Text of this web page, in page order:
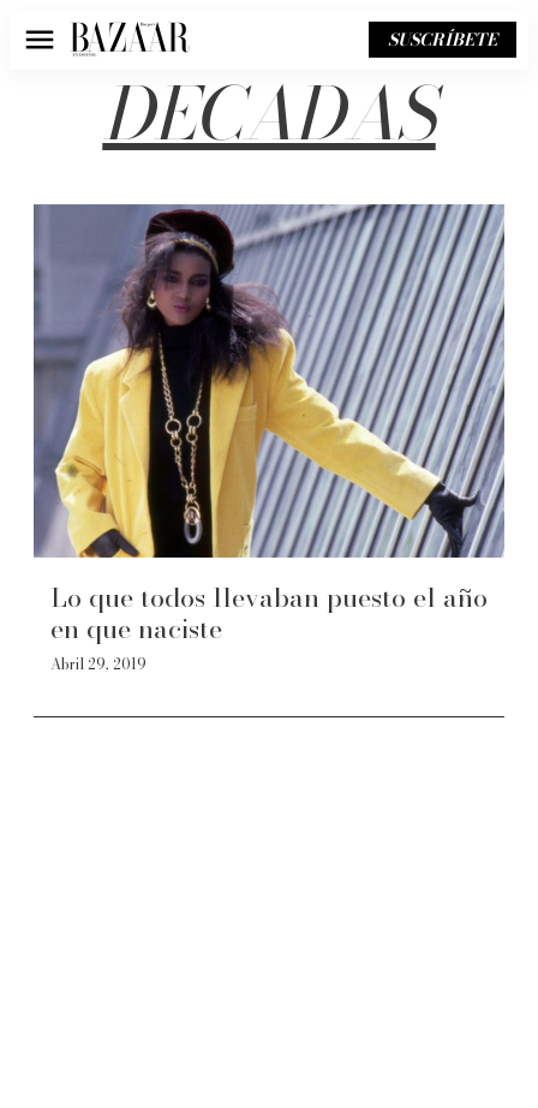
Menú SUSCRÍBETE
DECADAS
Lo que todos llevaban puesto el año
en que naciste
Abril 29, 2019